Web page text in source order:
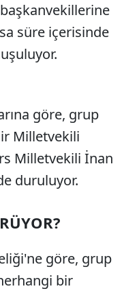
süre içerisinde
göre, grup
Milletvekili
Milletvekili İnan
duruluyor.
göre, grup
bir